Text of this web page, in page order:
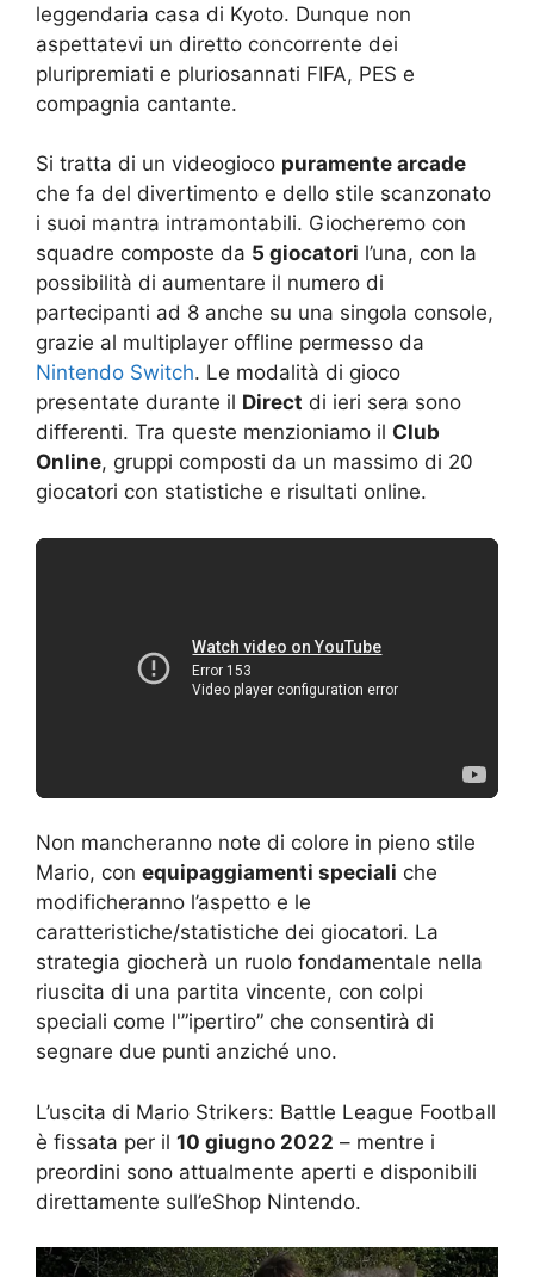
leggendaria casa di Kyoto. Dunque non
aspettatevi un diretto concorrente dei
pluripremiati e pluriosannati FIFA, PES e
compagnia cantante.
Si tratta di un videogioco puramente arcade
che fa del divertimento e dello stile scanzonato
i suoi mantra intramontabili. Giocheremo con
squadre composte da 5 giocatori l’una, con la
possibilità di aumentare il numero di
partecipanti ad 8 anche su una singola console,
grazie al multiplayer offline permesso da
Nintendo Switch. Le modalità di gioco
presentate durante il Direct di ieri sera sono
differenti. Tra queste menzioniamo il Club
Online, gruppi composti da un massimo di 20
giocatori con statistiche e risultati online.
Non mancheranno note di colore in pieno stile
Mario, con equipaggiamenti speciali che
modificheranno l’aspetto e le
caratteristiche/statistiche dei giocatori. La
strategia giocherà un ruolo fondamentale nella
riuscita di una partita vincente, con colpi
speciali come l'”ipertiro” che consentirà di
segnare due punti anziché uno.
L’uscita di Mario Strikers: Battle League Football
è fissata per il 10 giugno 2022 – mentre i
preordini sono attualmente aperti e disponibili
direttamente sull’eShop Nintendo.